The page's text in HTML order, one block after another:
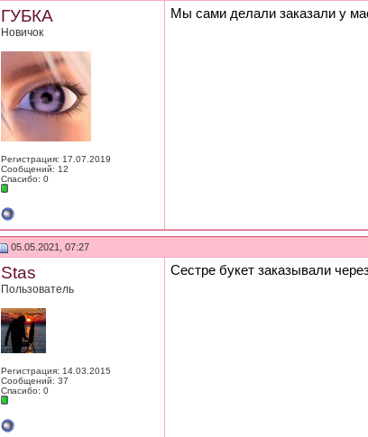
ГУБКА
Новичок
Регистрация: 17.07.2019
Сообщений: 12
Спасибо: 0
Мы сами делали заказали у
05.05.2021, 07:27
Stas
Пользователь
Регистрация: 14.03.2015
Сообщений: 37
Спасибо: 0
Сестре букет заказывали